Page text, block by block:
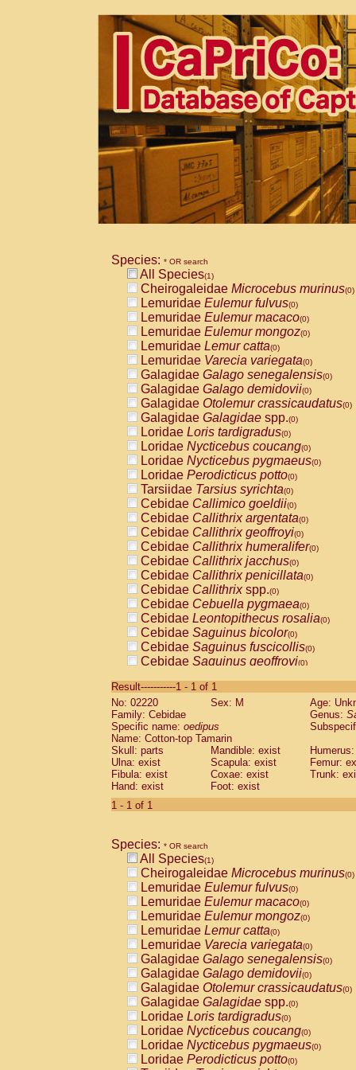
Species: * OR search
All Species(1)
Cheirogaleidae Microcebus murinus(0)
Lemuridae Eulemur fulvus(0)
Lemuridae Eulemur macaco(0)
Lemuridae Eulemur mongoz(0)
Lemuridae Lemur catta(0)
Lemuridae Varecia variegata(0)
Galagidae Galago senegalensis(0)
Galagidae Galago demidovii(0)
Galagidae Otolemur crassicaudatus(0)
Galagidae Galagidae spp.(0)
Loridae Loris tardigradus(0)
Loridae Nycticebus coucang(0)
Loridae Nycticebus pygmaeus(0)
Loridae Perodicticus potto(0)
Tarsiidae Tarsius syrichta(0)
Cebidae Callimico goeldii(0)
Cebidae Callithrix argentata(0)
Cebidae Callithrix geoffroyi(0)
Cebidae Callithrix humeralifer(0)
Cebidae Callithrix jacchus(0)
Cebidae Callithrix penicillata(0)
Cebidae Callithrixspp.(0)
Cebidae Cebuella pygmaea(0)
Cebidae Leontopithecus rosalia(0)
Cebidae Saguinus bicolor(0)
Cebidae Saguinus fuscicollis(0)
Cebidae Saguinus geoffroyi(0)
CebidaeSaguinus labiatus(0)
Cebidae Saguinus leucopus (0)
Cebidae
CebidaeSaguinus mystax
Cebidae Saguinus nigricollis (0)
Cebidae Saguinus oedipus
Cebidae Saguinus weddelli
Cebidae Saguinusspp.
Cebidae
CebidaeCebus capucinus
CebidaeCebus nigrivittatus
CebidaeCebus spp.(0)
CebidaeSaimiri boliviensis(0)
CebidaeSaimiri sciureus(0)
AtelidaeAlouatta caraya(0)
AtelidaeAlouatta fusca(0)
AtelidaeAlouatta seniculus(0)
AtelidaeAlouattaspp.(0)
AtelidaeAteles belzebuth(0)
AtelidaeAteles geoffroyi(0)
AtelidaeAteles paniscus(0)
AtelidaeAtelesspp.(0)
AtelidaeLagothrix lagothricha(0)
AtelidaeLagothrix lagothricha cana
PitheciidaeCacajao calvus
Result-----------1 - 1 of 1
No: 02220
Sex: M
Age:
Family: Cebidae
Genus:
Specific name: oedipus
Name: Cotton-top Tamarin
Skull: parts
Mandible: exist
Ulna: exist
Scapula: exist
Femur:
Fibula: exist
Coxae: exist
Trunk:
Hand: exist
Foot: exist
1 - 1 of 1
Species: * OR search
All Species(1)
Cheirogaleidae Microcebus murinus(0)
Lemuridae Eulemur fulvus(0)
Lemuridae Eulemur macaco(0)
Lemuridae Eulemur mongoz(0)
Lemuridae Lemur catta(0)
Lemuridae Varecia variegata(0)
Galagidae Galago senegalensis(0)
Galagidae Galago demidovii(0)
Galagidae Otolemur crassicaudatus(0)
Galagidae Galagidae spp.(0)
Loridae Loris tardigradus(0)
Loridae Nycticebus coucang(0)
Loridae Nycticebus pygmaeus(0)
Loridae Perodicticus potto(0)